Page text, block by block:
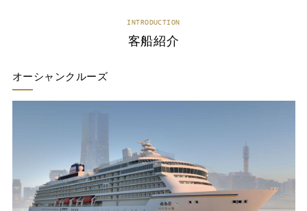
INTRODUCTION
客船紹介
オーシャンクルーズ